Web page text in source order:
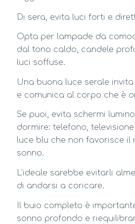
Di sera, evita luci forti e
Opta per lampade da
dal tono caldo, candele
luci soffuse.
Una buona luce serale
e comunica al corpo che è
Se puoi, evita schermi
dormire: telefono,
luce blu che non favorisce il
sonno.
L’ideale sarebbe evitarli
di andarsi a coricare.
Il buio completo è
sonno profondo e